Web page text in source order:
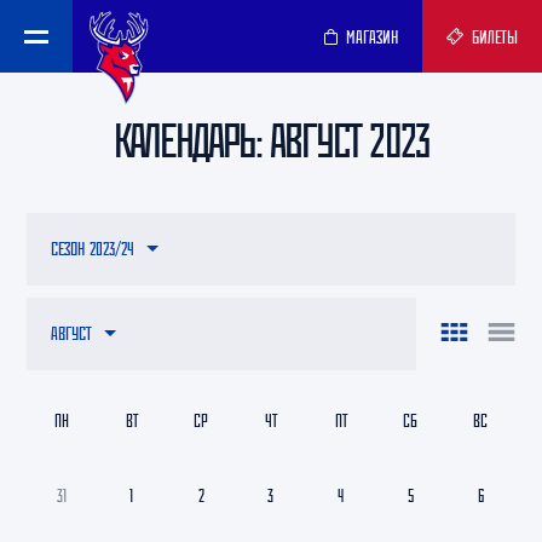
МАГАЗИН БИЛЕТЫ
КАЛЕНДАРЬ: АВГУСТ 2023
АВГУСТ
СЕЗОН 2023/24
31 1 2 3 4 5 6
ПН ВТ СР ЧТ ПТ СБ ВС